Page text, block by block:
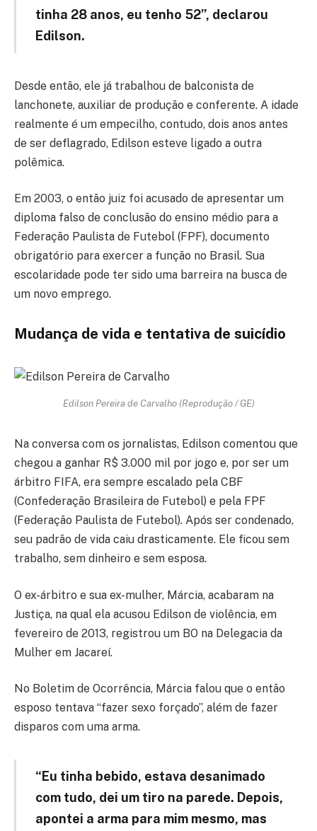
tinha 28 anos, eu tenho 52”, declarou
Edilson.
Desde então, ele já trabalhou de balconista de
lanchonete, auxiliar de produção e conferente. A idade
realmente é um empecilho, contudo, dois anos antes
de ser deflagrado, Edilson esteve ligado a outra
polêmica.
Em 2003, o então juiz foi acusado de apresentar um
diploma falso de conclusão do ensino médio para a
Federação Paulista de Futebol (FPF), documento
obrigatório para exercer a função no Brasil. Sua
escolaridade pode ter sido uma barreira na busca de
um novo emprego.
Mudança de vida e tentativa de suicídio
Edilson Pereira de Carvalho (Reprodução / GE)
Na conversa com os jornalistas, Edilson comentou que
chegou a ganhar R$ 3.000 mil por jogo e, por ser um
árbitro FIFA, era sempre escalado pela CBF
(Confederação Brasileira de Futebol) e pela FPF
(Federação Paulista de Futebol). Após ser condenado,
seu padrão de vida caiu drasticamente. Ele ficou sem
trabalho, sem dinheiro e sem esposa.
O ex-árbitro e sua ex-mulher, Márcia, acabaram na
Justiça, na qual ela acusou Edilson de violência, em
fevereiro de 2013, registrou um BO na Delegacia da
Mulher em Jacareí.
No Boletim de Ocorrência, Márcia falou que o então
esposo tentava “fazer sexo forçado”, além de fazer
disparos com uma arma.
“Eu tinha bebido, estava desanimado
com tudo, dei um tiro na parede. Depois,
apontei a arma para mim mesmo, mas